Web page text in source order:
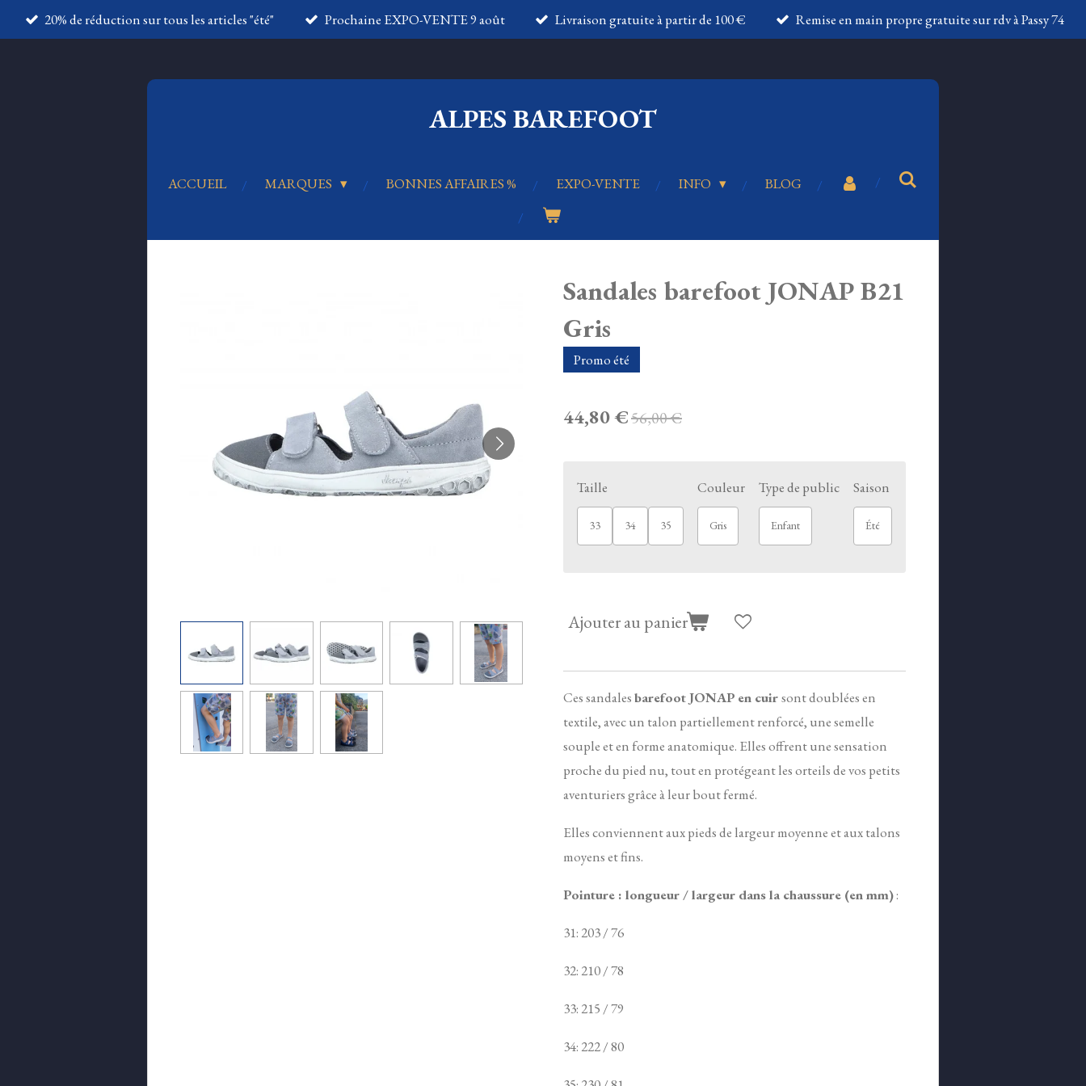
Passer
au
20% de réduction sur tous les articles "été" Prochaine EXPO-VENTE 9 août Livraison gratuite à partir de 100 € Remise en main propre gratuite sur rdv à Passy 74
ALPES BAREFOOT
ACCUEIL MARQUES BONNES AFFAIRES % EXPO-VENTE INFO BLOG
Sandales barefoot JONAP B21
Gris
Promo été
44,80 €56,00 €
Taille
33 34 35
Couleur
Gris
Type de public
Enfant
Saison
Été
Ajouter au panier
Ces sandalesbarefoot JONAP en cuirsont doublées en
textile, avec un talon partiellement renforcé, une semelle
souple et en forme anatomique. Ellesoffrent une sensation
proche du pied nu, tout en protégeant les orteils de vos petits
aventuriers grâce à leur bout fermé.
Elles conviennent aux pieds de largeur moyenne et aux talons
moyens et fins.
Pointure : longueur / largeur dans la chaussure (en mm):
31: 203 / 76
32: 210 / 78
33: 215 / 79
34: 222 / 80